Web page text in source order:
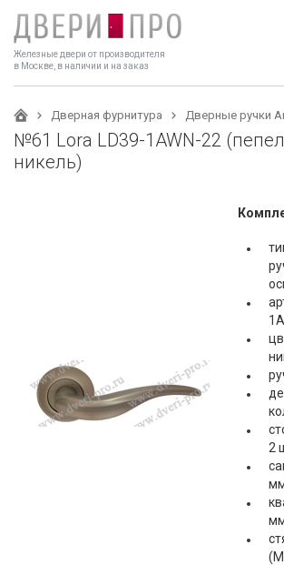
Железные двери от производителя
в Москве, в наличии и на заказ
Дверная фурнитура Дверные ручки
№61 Lora LD39-1AWN-22
никель)
2